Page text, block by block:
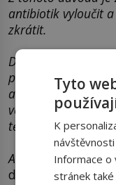
antibiotik vyloučit
zkrátit.
Doporučení se
posouzení: zda je
a pokud ano, která
vést ke snížení
těch úzkospektrých.
A to je cesta k
dodává Helena
Tyto
K
Informace o
stránek také